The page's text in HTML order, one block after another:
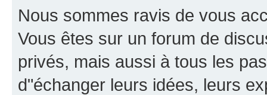
Nous sommes ravis de vous
Vous êtes sur un forum de
privés, mais aussi à tous les
d"échanger leurs idées, leurs